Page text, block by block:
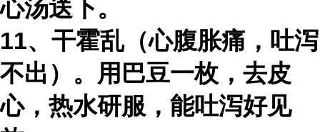
心汤送下。
11、干霍乱（心腹胀痛，吐泻
不出）。用巴豆一枚，去皮
心，热水研服，能吐泻好见